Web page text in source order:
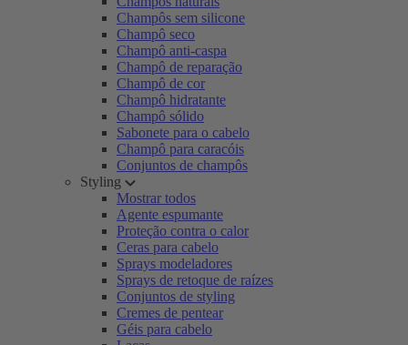
Champôs sem silicone
Champô seco
Champô anti-caspa
Champô de reparação
Champô de cor
Champô hidratante
Champô sólido
Sabonete para o cabelo
Champô para caracóis
Conjuntos de champôs
Styling
Mostrar todos
Agente espumante
Proteção contra o calor
Ceras para cabelo
Sprays modeladores
Sprays de retoque de raízes
Conjuntos de styling
Cremes de pentear
Géis para cabelo